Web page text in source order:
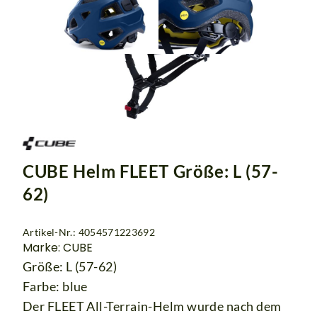
CUBE Helm FLEET Größe: L (57-
62)
Artikel-Nr.: 4054571223692
Marke: CUBE
Größe: L (57-62)
Farbe: blue
Der FLEET All-Terrain-Helm wurde nach dem